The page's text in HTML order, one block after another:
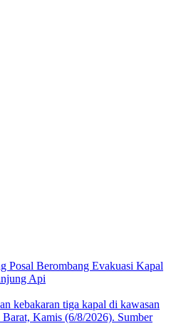
Posal Berombang Evakuasi Kapal
Api